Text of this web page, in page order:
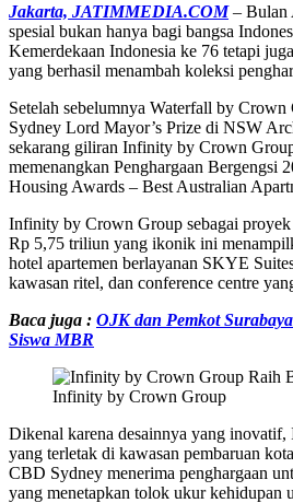
Jakarta, JATIMMEDIA.COM– Bulan
spesial bukan hanya bagi bangsa
Kemerdekaan Indonesia ke 76 tetapi
yang berhasil menambah koleksi
Setelah sebelumnya Waterfall by
Sydney Lord Mayor’s Prize di NSW
sekarang giliran Infinity by Crown
memenangkan Penghargaan Bergengsi
Housing Awards – Best Australian
Infinity by Crown Group sebagai
Rp 5,75 triliun yang ikonik ini
hotel apartemen berlayanan SKYE
kawasan ritel, dan conference centre
Baca juga : OJK dan Pemkot
Siswa MBR
Infinity by Crown Group
Dikenal karena desainnya yang
yang terletak di kawasan pembaruan
CBD Sydney menerima penghargaan
yang menetapkan tolok ukur kehidupan